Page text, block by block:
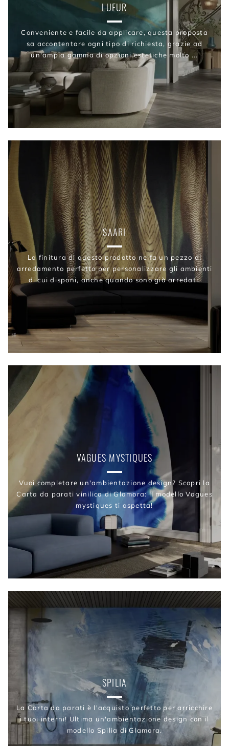
LUEUR
Conveniente e facile da applicare, questa proposta
sa accontentare ogni tipo di richiesta, grazie ad
un'ampia gamma di opzioni estetiche molto ...
SAARI
La finitura di questo prodotto ne fa un pezzo di
arredamento perfetto per personalizzare gli ambienti
di cui disponi, anche quando sono già arredati.
VAGUES MYSTIQUES
Vuoi completare un'ambientazione design? Scopri la
Carta da parati vinilica di Glamora: il modello Vagues
mystiques ti aspetta!
SPILIA
La Carta da parati è l'acquisto perfetto per arricchire
i tuoi interni! Ultima un'ambientazione design con il
modello Spilia di Glamora.